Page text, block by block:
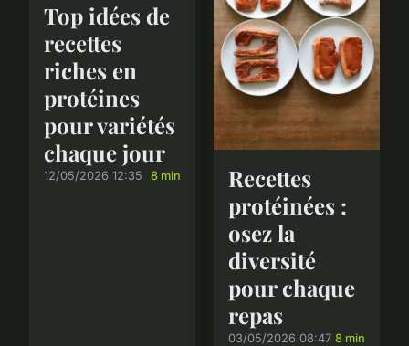
Top idées de
recettes
riches en
protéines
pour variétés
chaque jour
12/05/2026 12:35 8 min
Recettes
protéinées :
osez la
diversité
pour chaque
repas
03/05/2026 08:47 8 min